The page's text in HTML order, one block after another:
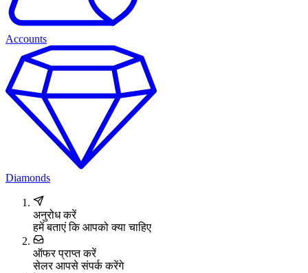
Accounts
Diamonds
अनुरोध करें
हमें बताएं कि आपको क्या चाहिए
ऑफर प्राप्त करें
सेलर आपसे संपर्क करेंगे